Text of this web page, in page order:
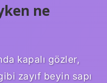
ne
kapalı gözler,
zayıf beyin sapı